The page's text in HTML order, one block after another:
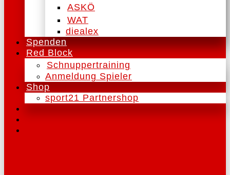
ASKÖ
WAT
diealex
Spenden
Red Block
Schnuppertraining
Anmeldung Spieler
Shop
sport21 Partnershop